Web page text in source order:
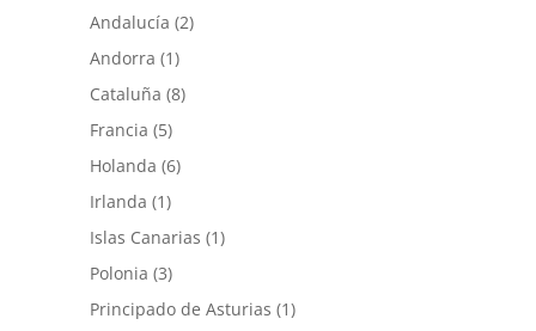
Andalucía (2)
Andorra (1)
Cataluña (8)
Francia (5)
Holanda (6)
Irlanda (1)
Islas Canarias (1)
Polonia (3)
Principado de Asturias (1)